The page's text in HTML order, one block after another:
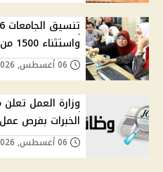
واستثناء 1500 من الأوائل من التوزيع الجغرافي
الخبرات بفرص